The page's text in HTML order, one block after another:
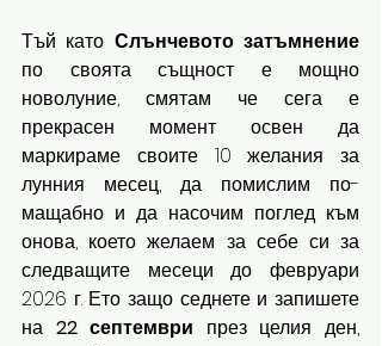
Тъй като Слънчевото затъмнение
по своята същност е мощно
новолуние, смятам че сега е
прекрасен момент освен да
маркираме своите 10 желания за
лунния месец, да помислим по-
мащабно и да насочим поглед към
онова, което желаем за себе си за
следващите месеци до февруари
2026 г. Ето защо седнете и запишете
на 22 септември през целия ден,